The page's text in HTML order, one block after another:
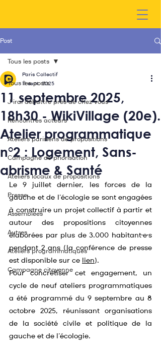
Post
Tous les posts
J'irai débattre près de chez vous
Rencontres acteurs
Ateliers parisiens de propositions
Campagne de priorisation
Ateliers locaux de propositions
Presse
Assemblées
Autres
Ateliers programmatiques
Campagne citoyenne
Tous les posts
11 septembre 2025,
18h30 - WikiVillage (20e).
Atelier programmatique
n°2 : Logement, Sans-
abrisme & Santé
Paris Collectif
11 sept. 2025
Le 9 juillet dernier, les forces de la
gauche et de l’écologie se sont engagées
à construire un projet collectif à partir et
autour des propositions citoyennes
élaborées par plus de 3.000 habitant·e·s
pendant 2 ans (la conférence de presse
est disponible sur ce lien).
Pour concrétiser cet engagement, un
cycle de neuf ateliers programmatiques
a été programmé du 9 septembre au 8
octobre 2025, réunissant organisations
de la société civile et politique de la
gauche et de l’écologie.